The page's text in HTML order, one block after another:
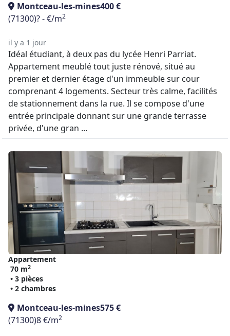
Montceau-les-mines400 €
(71300)? - €/m2
il y a 1 jour
Idéal étudiant, à deux pas du lycée Henri Parriat.
Appartement meublé tout juste rénové, situé au
premier et dernier étage d'un immeuble sur cour
comprenant 4 logements. Secteur très calme, facilités
de stationnement dans la rue. Il se compose d'une
entrée principale donnant sur une grande terrasse
privée, d'une gran ...
Appartement
70 m2
• 3 pièces
• 2 chambres
Montceau-les-mines575 €
(71300)8 €/m2